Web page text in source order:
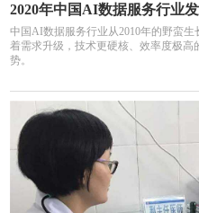
2020年中国AI数据服务行业
中国AI数据服务行业从2010年的野蛮
着需求升级，技术更硬核、效率度极
势。